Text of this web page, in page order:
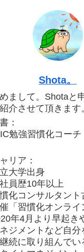
Shota。
まして。Shotaと
介させて頂きます
：
勉強習慣化コー
リア：
大学出身
社員歴10年以上
慣化コンサルタント
「習慣化オンライ
年4月より早起き
ジメントなど自分
続に取り組んでい